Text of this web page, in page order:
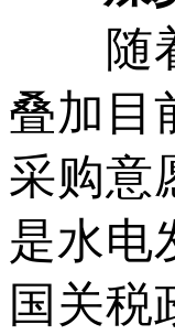
随着
叠加目
采购意
是水电
国关税